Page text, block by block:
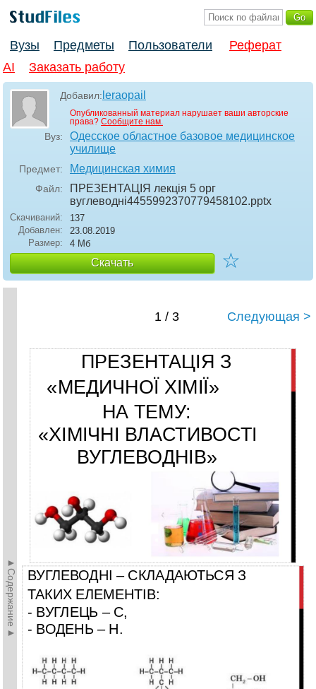
Вузы Предметы Пользователи
Реферат
AI
Заказать работу
Добавил: leraopail
Опубликованный материал нарушает ваши авторские
права? Сообщите нам.
Вуз:
Одесское областное базовое медицинское
училище
Предмет: Медицинская химия
Файл:
ПРЕЗЕНТАЦІЯ лекція 5 орг
вуглеводні4455992370779458102.pptx
Скачиваний:
137
Добавлен:
23.08.2019
Размер:
4 Мб
Скачать ☆
►Содержание►
1 / 3 Следующая >
ПРЕЗЕНТАЦІЯ З
«МЕДИЧНОЇ ХІМІЇ»
НА ТЕМУ:
«ХІМІЧНІ ВЛАСТИВОСТІ
ВУГЛЕВОДНІВ»
ВУГЛЕВОДНІ – СКЛАДАЮТЬСЯ З
ТАКИХ ЕЛЕМЕНТІВ:
- ВУГЛЕЦЬ – С,
- ВОДЕНЬ – Н.